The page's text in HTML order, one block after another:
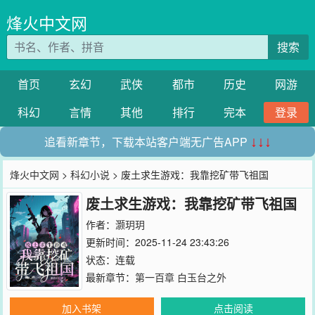
烽火中文网
搜索
首页 玄幻 武侠 都市 历史
网游
科幻
言情 其他 排行 完本
登录
追看新章节，下载本站客户端无广告APP ↓↓↓
烽火中文网 >科幻小说 > 废土求生游戏：我靠挖矿带飞祖国
废土求生游戏：我靠挖矿带飞祖国
作者： 灏玥玥
更新时间：2025-11-24 23:43:26
状态：连载
最新章节： 第一百章 白玉台之外
加入书架 点击阅读